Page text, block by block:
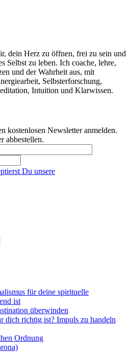
dein Herz zu öffnen, frei zu sein und
Selbst zu leben. Ich coache, lehre,
und der Wahrheit aus, mit
Selbsterforschung,
Intuition und Klarwissen.
kostenlosen Newsletter anmelden.
abbestellen.
Du unsere
für deine spirituelle
ist
überwinden
dich richtig ist? Impuls zu handeln
Ordnung